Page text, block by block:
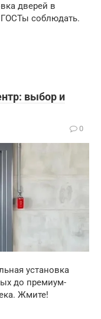
дверей в
ГОСТы соблюдать.
выбор и
0
установка
до премиум-
Жмите!